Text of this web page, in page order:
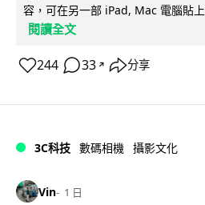
容，可在另一部 iPad, Mac 電腦貼
閱讀全文
244 33 ↗ 分享
3C科技 數碼相機 攝影文化
Vin 1 日